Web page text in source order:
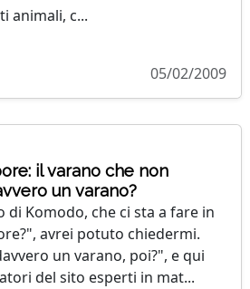
animali, c...
05/02/2009
il varano che non
un varano?
di Komodo, che ci sta a fare in
avrei potuto chiedermi.
un varano, poi?", e qui
del sito esperti in mat...